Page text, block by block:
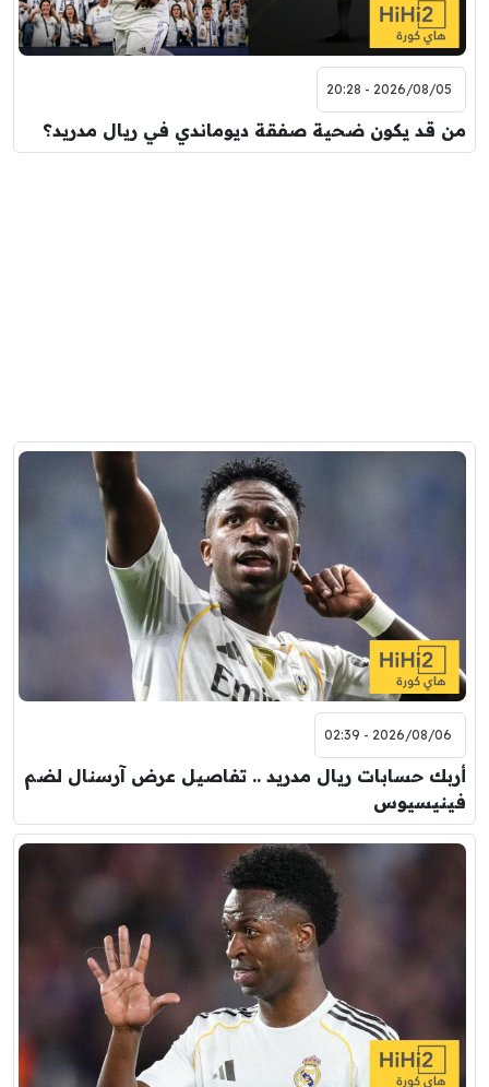
2026/08/05 - 20:28
من قد يكون ضحية صفقة ديوماندي في ريال مدريد؟
2026/08/06 - 02:39
أربك حسابات ريال مدريد .. تفاصيل عرض آرسنال لضم
فينيسيوس